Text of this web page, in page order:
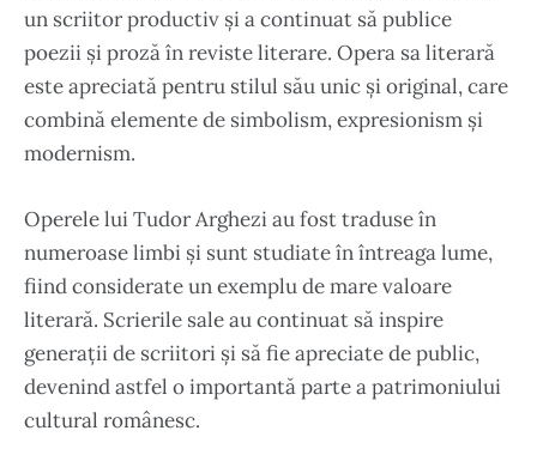
un scriitor productiv și a continuat să publice
poezii și proză în reviste literare. Opera sa literară
este apreciată pentru stilul său unic și original, care
combină elemente de simbolism, expresionism și
modernism.
Operele lui Tudor Arghezi au fost traduse în
numeroase limbi și sunt studiate în întreaga lume,
fiind considerate un exemplu de mare valoare
literară. Scrierile sale au continuat să inspire
generații de scriitori și să fie apreciate de public,
devenind astfel o importantă parte a patrimoniului
cultural românesc.